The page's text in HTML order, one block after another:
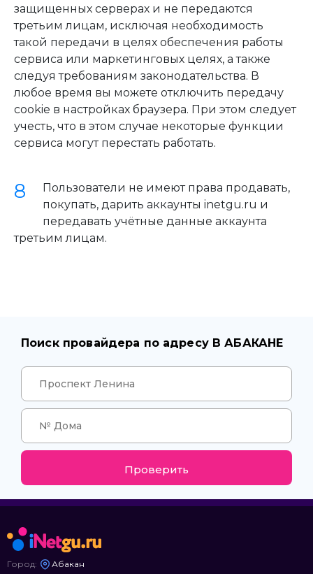
защищенных серверах и не передаются
третьим лицам, исключая необходимость
такой передачи в целях обеспечения работы
сервиса или маркетинговых целях, а также
следуя требованиям законодательства. В
любое время вы можете отключить передачу
cookie в настройках браузера. При этом следует
учесть, что в этом случае некоторые функции
сервиса могут перестать работать.
Пользователи не имеют права продавать,
покупать, дарить аккаунты inetgu.ru и
передавать учётные данные аккаунта
третьим лицам.
Поиск провайдера по адресу В АБАКАНЕ
Проверить
Город: Абакан